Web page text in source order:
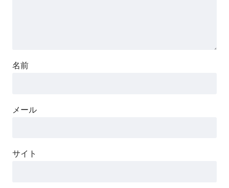
名前
メール
サイト